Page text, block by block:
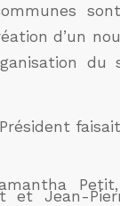
d’un
du
Petit,
et Jean-